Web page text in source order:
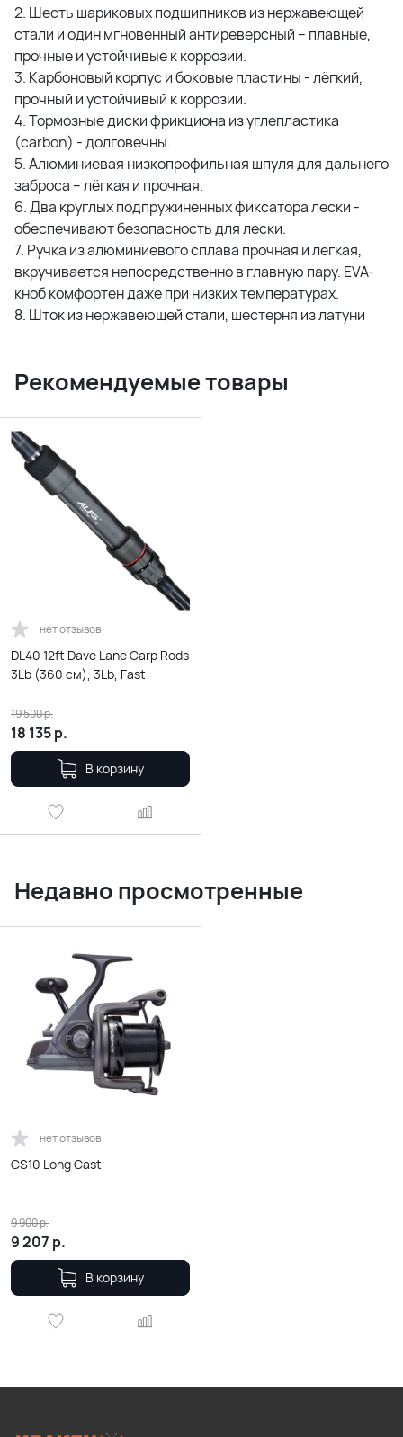
2. Шесть шариковых подшипников из нержавеющей
стали и один мгновенный антиреверсный – плавные,
прочные и устойчивые к коррозии.
3. Карбоновый корпус и боковые пластины - лёгкий,
прочный и устойчивый к коррозии.
4. Тормозные диски фрикциона из углепластика
(carbon) - долговечны.
5. Алюминиевая низкопрофильная шпуля для дальнего
заброса – лёгкая и прочная.
6. Два круглых подпружиненных фиксатора лески -
обеспечивают безопасность для лески.
7. Ручка из алюминиевого сплава прочная и лёгкая,
вкручивается непосредственно в главную пару. EVA-
кноб комфортен даже при низких температурах.
8. Шток из нержавеющей стали, шестерня из латуни
Рекомендуемые товары
нет отзывов
DL40 12ft Dave Lane Carp Rods
3Lb (360 см), 3Lb, Fast
18 135р.
19 500р.
В корзину
Недавно просмотренные
нет отзывов
CS10 Long Сast
9 207 р.
9 900р.
В корзину